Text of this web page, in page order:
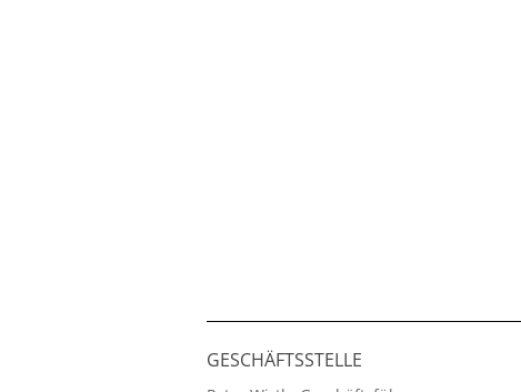
GESCHÄFTSSTELLE